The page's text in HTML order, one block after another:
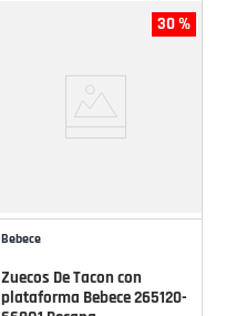
30 %
Bebece
Zuecos De Tacon con
plataforma Bebece 265120-